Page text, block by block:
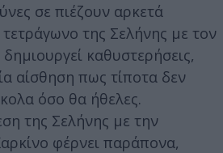
σε πιέζουν αρκετά
της Σελήνης με τον
καθυστερήσεις,
αίσθηση πως τίποτα δεν
όσο θα ήθελες.
της Σελήνης με την
φέρνει παράπονα,